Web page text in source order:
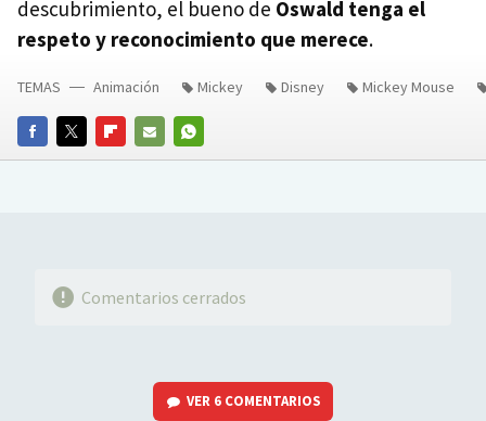
descubrimiento, el bueno de Oswald tenga el
respeto y reconocimiento que merece.
FACEBOOKTWITTERFLIPBOARD
E-
WHATSAPP
TEMAS Animación Mickey Disney Mickey Mouse
Comentarios cerrados
VER 6 COMENTARIOS